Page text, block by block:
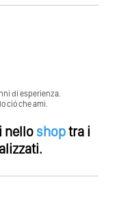
di esperienza.
ció che ami.
nello shoptra i